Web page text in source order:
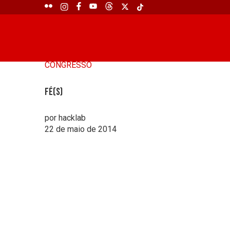
CONGRESSO
Fé(s)
por hacklab
22 de maio de 2014